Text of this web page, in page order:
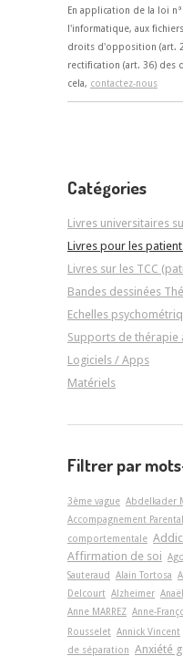
En application de la loi
l'informatique, aux
droits d'opposition (art.
rectification (art. 36) des
cela, contactez-nous
Catégories
Livres universitaires
Livres pour les
Livres sur les TCC
Bandes dessinées
Echelles
Supports de thérapie
Logiciels / Apps
Matériels
Filtrer par
3ème vague Abdelkader
Accompagnement Parental
comportementale
Affirmation de soi
Sauteraud
Alain Tortosa
Delcourt Alzheimer
Anne MARREZ Anne-
Rousselet Annick Vincent
de séparation Anxiété